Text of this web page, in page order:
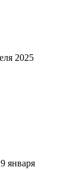
2025
января